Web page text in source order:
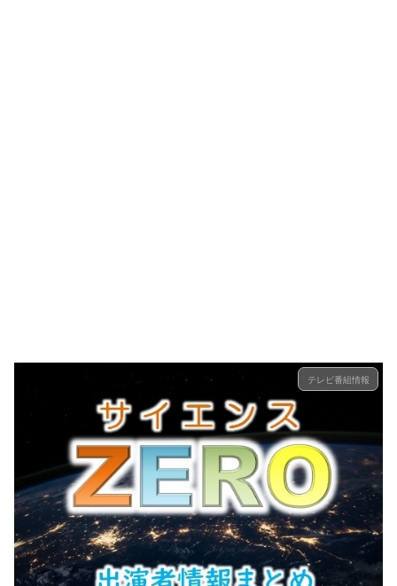
テレビ番組情報